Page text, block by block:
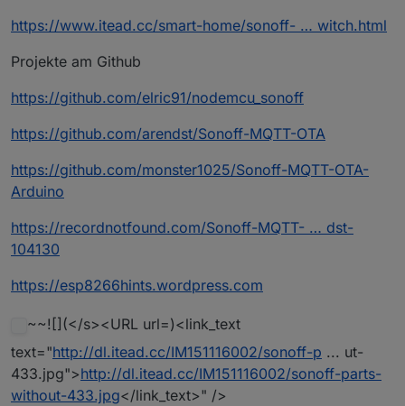
https://www.itead.cc/smart-home/sonoff- … witch.html
Projekte am Github
https://github.com/elric91/nodemcu_sonoff
https://github.com/arendst/Sonoff-MQTT-OTA
https://github.com/monster1025/Sonoff-MQTT-OTA-
Arduino
https://recordnotfound.com/Sonoff-MQTT- … dst-
104130
https://esp8266hints.wordpress.com
~~![](</s><URL url=)<link_text
text="http://dl.itead.cc/IM151116002/sonoff-p ... ut-
433.jpg">http://dl.itead.cc/IM151116002/sonoff-parts-
without-433.jpg</link_text>" />